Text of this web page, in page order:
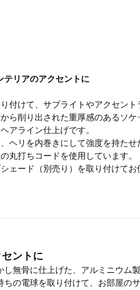
テリアのアクセントに
付けて、サブライトやアクセント
ら削り出された重厚感のあるソケ
アライン仕上げです。
ヘリを内巻きにして強度を持たせ
丸打ちコードを使用しています。
ェード（別売り）を取り付けてお
ントに
し無骨に仕上げた、アルミニウム
ちの電球を取り付けて、お部屋の